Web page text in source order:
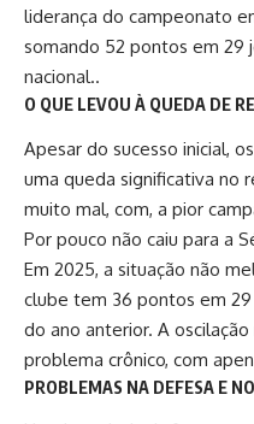
liderança do campeonato
somando 52 pontos em
nacional..
O QUE LEVOU À QUEDA DE
Apesar do sucesso inicial,
uma queda significativa no
muito mal, com, a pior
Por pouco não caiu para a
Em 2025, a situação não
clube tem 36 pontos em
do ano anterior. A
problema crônico, com
PROBLEMAS NA DEFESA E